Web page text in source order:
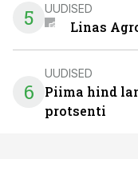
5 UUDISED
Linas
6
UUDISED
Piima hind
protsenti